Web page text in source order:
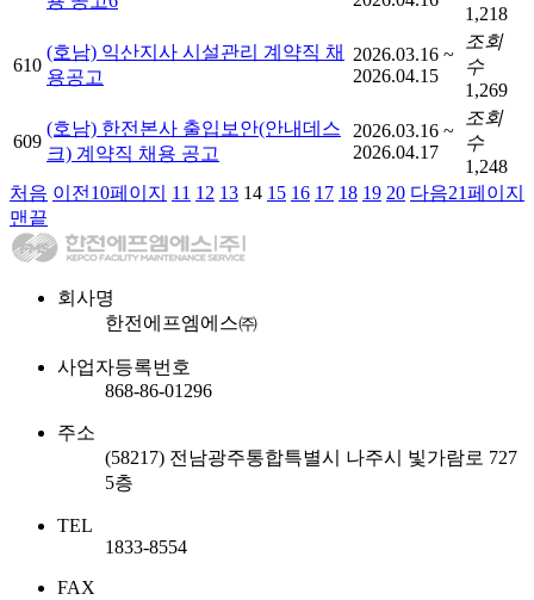
1,218
610
(호남) 익산지사 시설관리 계약직 채
용공고
2026.03.16 ~
2026.04.15
조회
수
1,269
609
(호남) 한전본사 출입보안(안내데스
크) 계약직 채용 공고
2026.03.16 ~
2026.04.17
조회
수
1,248
처음 이전 10페이지 11 페
지
12 페
지
13페
지
열
14페
15페
16페
17페
18페
19페
20페다음21페이지
맨끝
회사명
한전에프엠에스㈜
사업자등록번호
868-86-01296
주소
(58217) 전남광주통합특별시 나주시 빛가람로 727
5층
TEL
1833-8554
FAX